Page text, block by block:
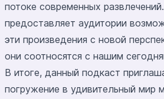
потоке современных
предоставляет аудитории
эти произведения с новой
они соотносятся с нашим
В итоге, данный подкаст
погружение в удивительный мир